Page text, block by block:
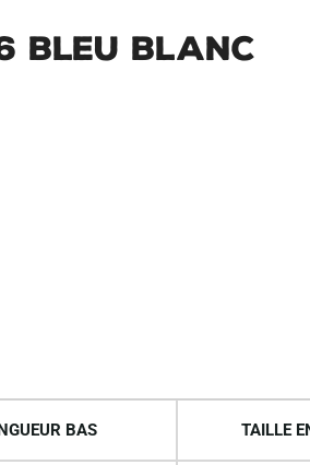
Bleu Blanc
BAS TAILLE